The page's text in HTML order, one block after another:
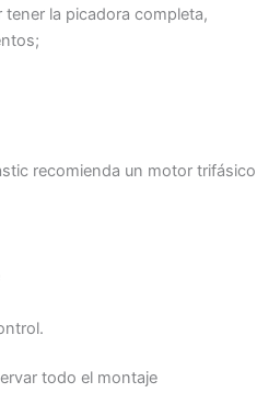
la picadora completa,
recomienda un motor trifásico
todo el montaje